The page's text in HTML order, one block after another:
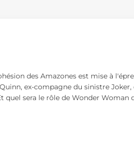
des Amazones est mise à
ex-compagne du sinistre
quel sera le rôle de Wonder Woman